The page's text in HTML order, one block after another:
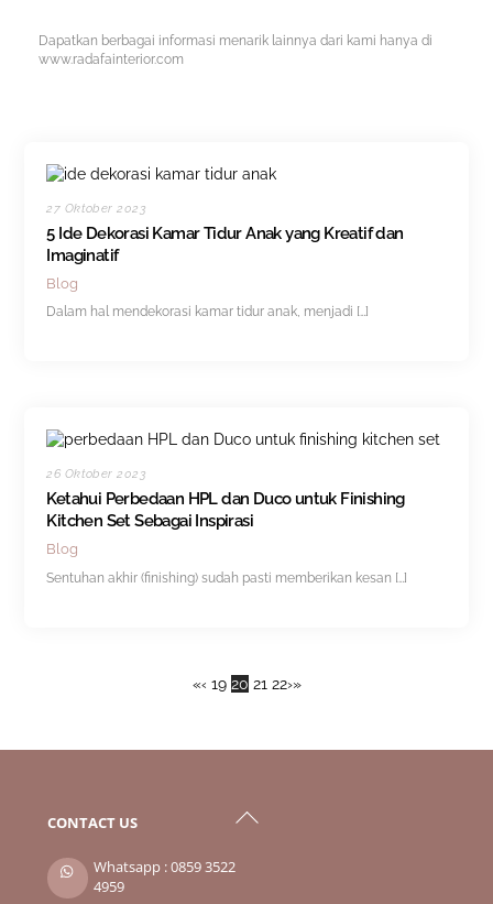
Dapatkan berbagai informasi menarik lainnya dari kami hanya di
www.radafainterior.com
27 Oktober 2023
5 Ide Dekorasi Kamar Tidur Anak yang Kreatif dan
Imaginatif
Blog
Dalam hal mendekorasi kamar tidur anak, menjadi […]
26 Oktober 2023
Ketahui Perbedaan HPL dan Duco untuk Finishing
Kitchen Set Sebagai Inspirasi
Blog
Sentuhan akhir (finishing) sudah pasti memberikan kesan […]
«‹ 19 20 21 22›»
Back
To
CONTACT US
Whatsapp : 0859 3522
4959